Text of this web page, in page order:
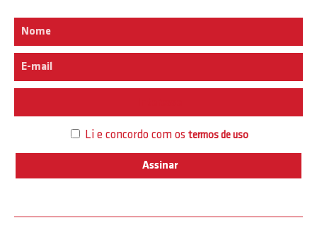
Li e concordo com os termos de uso